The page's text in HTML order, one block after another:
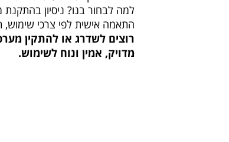
למה לבחור בנו? ניסיון בהתקנת
התאמה אישית לפי צרכי שימוש,
רוצים לשדרג או להתקין
מדויק, אמין ונוח לשימוש.